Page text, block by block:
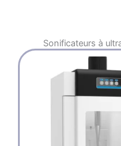
Sonificateurs à